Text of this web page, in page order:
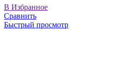
В Избранное
Сравнить
Быстрый просмотр